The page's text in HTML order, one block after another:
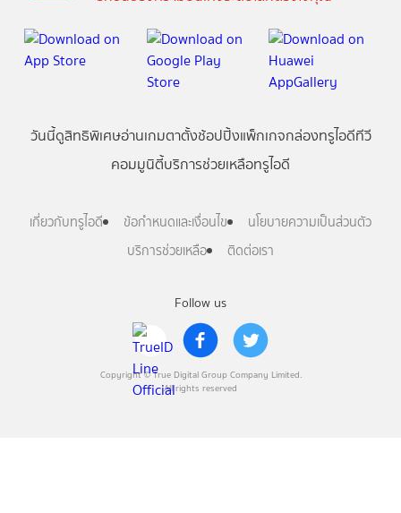
Follow us
Copyright © True Digital Group Company Limited.
All rights reserved
วันนี้ดูสิทธิพิเศษอ่านเกมตาตั้งช้อปปิ้งแพ็กเกจกล่องทรูไอดีทีวี
คอมมูนิตี้บริการช่วยเหลือทรูไอดี
เกี่ยวกับทรูไอดี ข้อกำหนดและเงื่อนไข
นโยบายความเป็นส่วนตัว
บริการช่วยเหลือ
ติดต่อเรา